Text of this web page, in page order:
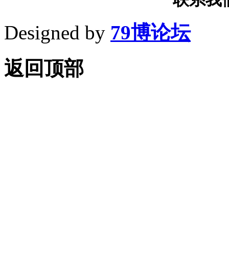
Designed by 79博论坛
返回顶部